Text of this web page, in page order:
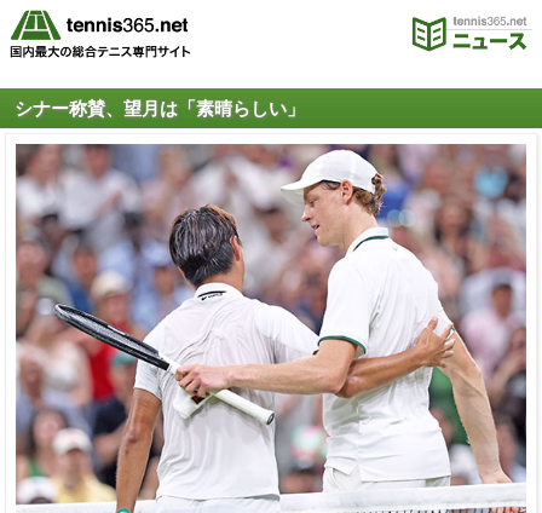
シナー称賛、望月は「素晴らしい」